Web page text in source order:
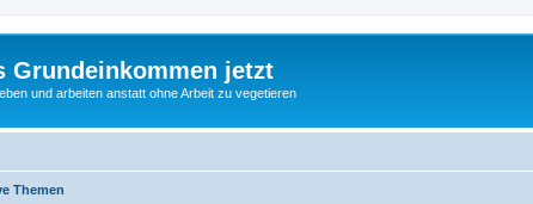
Grundeinkommen jetzt
und arbeiten anstatt ohne Arbeit zu vegetieren
Themen